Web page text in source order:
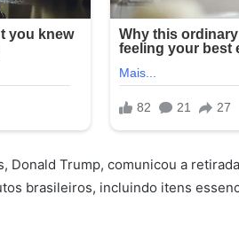
Donald Trump, comunicou a
brasileiros, incluindo itens